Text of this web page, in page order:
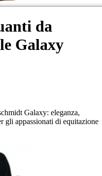
da
Galaxy
Galaxy: eleganza,
gli appassionati di equitazione